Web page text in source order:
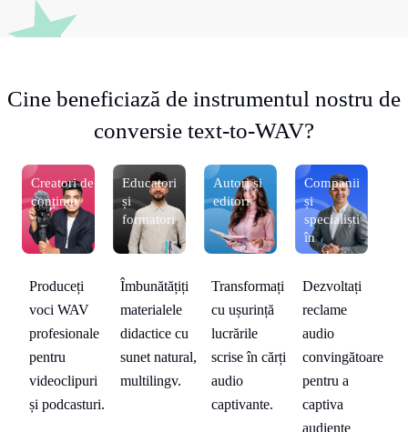
Cine beneficiază de instrumentul nostru de
conversie text-to-WAV?
Creatori de
conținut
Produceți
voci WAV
profesionale
pentru
videoclipuri
și podcasturi.
Educatori
și
formatori
Îmbunătățiți
materialele
didactice cu
sunet natural,
multilingv.
Autori și
editori
Transformați
cu ușurință
lucrările
scrise în cărți
audio
captivante.
Companii
și
specialiști
în
marketing
Dezvoltați
reclame
audio
convingătoare
pentru a
captiva
audiențe